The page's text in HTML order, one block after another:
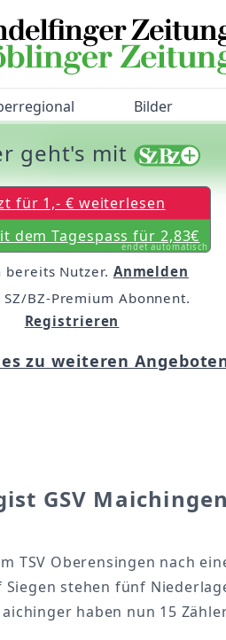
Bilder
GSV
TSV Oberensingen nach
stehen fünf
haben nun 15
geht's mit
für 1,- € weiterlesen
dem Tagespass für 2,83€
endet automatisch
bereits Nutzer. Anmelden
BZ-Premium Abonnent.
Registrieren
zu weiteren